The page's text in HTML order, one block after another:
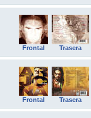
Frontal Trasera
Frontal Trasera